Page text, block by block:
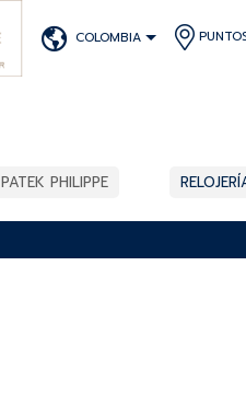
COLOMBIA
PATEK PHILIPPE